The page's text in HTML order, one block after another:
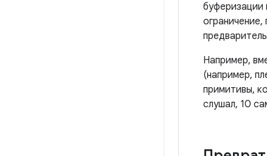
буферизации
Например,
(например,
примитивы,
слушал, 10